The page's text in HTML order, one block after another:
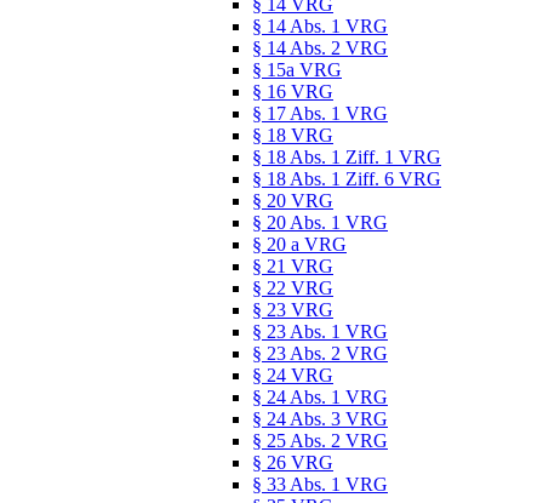
§ 14 VRG
§ 14 Abs. 1 VRG
§ 14 Abs. 2 VRG
§ 15a VRG
§ 16 VRG
§ 17 Abs. 1 VRG
§ 18 VRG
§ 18 Abs. 1 Ziff. 1 VRG
§ 18 Abs. 1 Ziff. 6 VRG
§ 20 VRG
§ 20 Abs. 1 VRG
§ 20 a VRG
§ 21 VRG
§ 22 VRG
§ 23 VRG
§ 23 Abs. 1 VRG
§ 23 Abs. 2 VRG
§ 24 VRG
§ 24 Abs. 1 VRG
§ 24 Abs. 3 VRG
§ 25 Abs. 2 VRG
§ 26 VRG
§ 33 Abs. 1 VRG